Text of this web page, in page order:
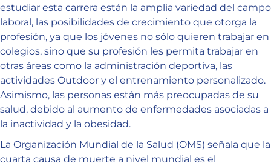
estudiar esta carrera están la amplia variedad del campo
laboral, las posibilidades de crecimiento que otorga la
profesión, ya que los jóvenes no sólo quieren trabajar en
colegios, sino que su profesión les permita trabajar en
otras áreas como la administración deportiva, las
actividades Outdoor y el entrenamiento personalizado.
Asimismo, las personas están más preocupadas de su
salud, debido al aumento de enfermedades asociadas a
la inactividad y la obesidad.
La Organización Mundial de la Salud (OMS) señala que la
cuarta causa de muerte a nivel mundial es el